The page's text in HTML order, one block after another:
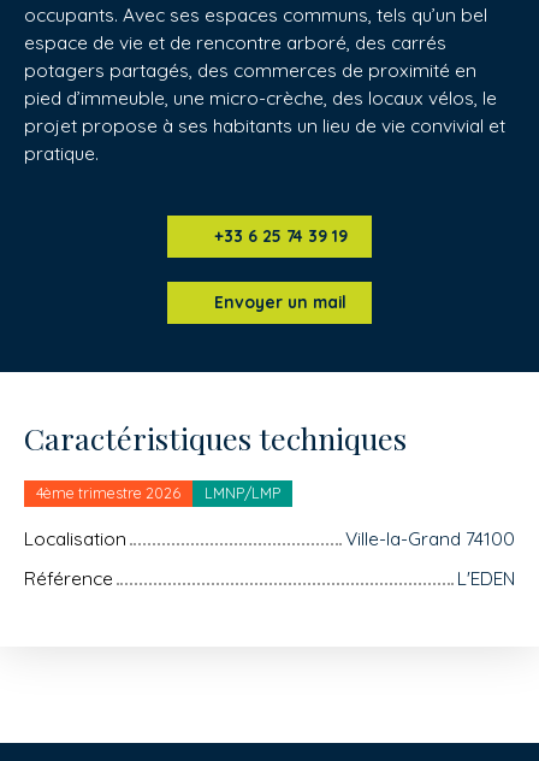
occupants. Avec ses espaces communs, tels qu’un bel
espace de vie et de rencontre arboré, des carrés
potagers partagés, des commerces de proximité en
pied d’immeuble, une micro-crèche, des locaux vélos, le
projet propose à ses habitants un lieu de vie convivial et
pratique.
+33 6 25 74 39 19
Envoyer un mail
Caractéristiques techniques
4ème trimestre 2026 LMNP/LMP
Localisation
Ville-la-Grand 74100
Référence
L'EDEN